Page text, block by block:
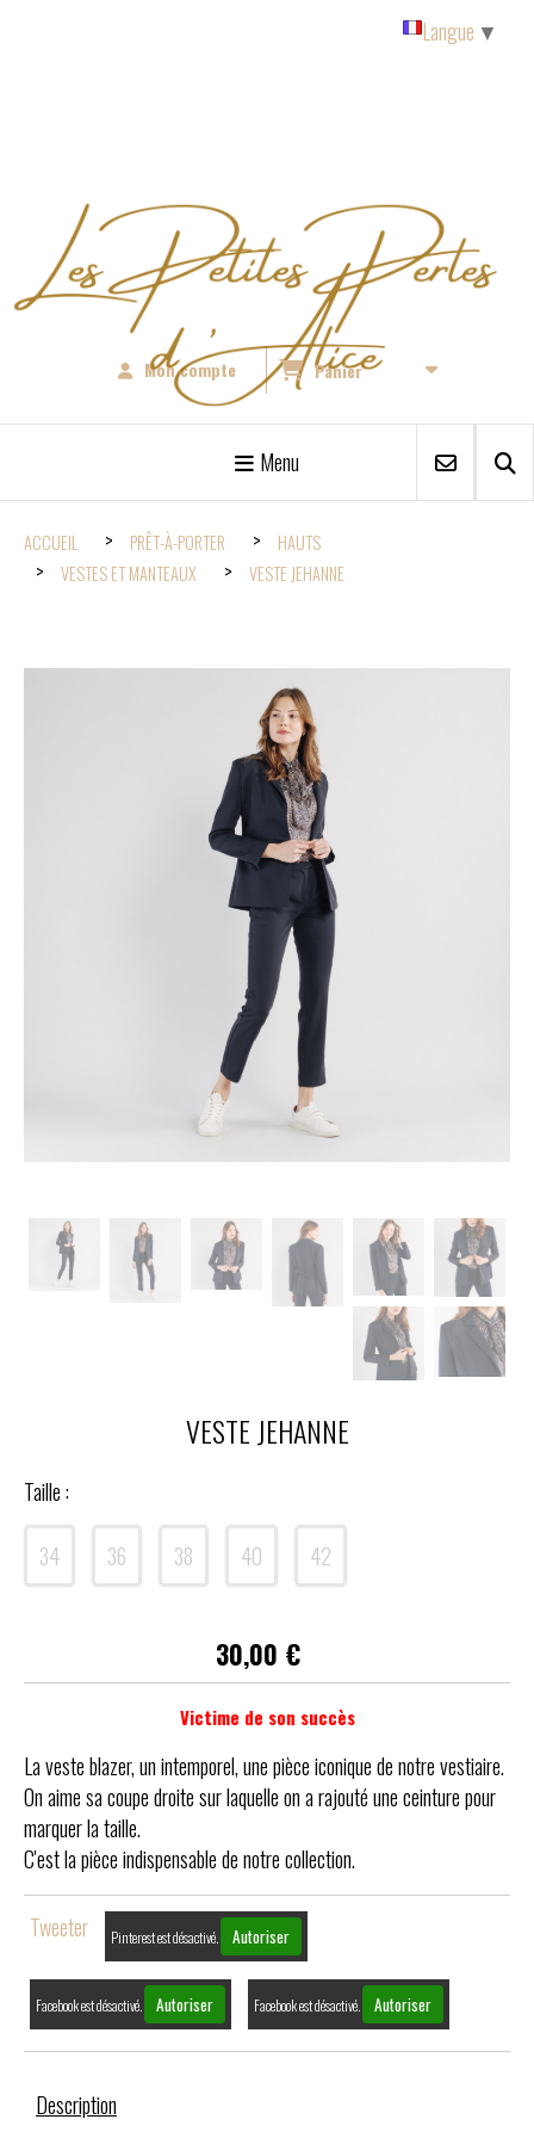
Mon compte Panier
Menu
ACCUEIL PRÊT-À-PORTER
HAUTS
VESTES ET MANTEAUX
VESTE JEHANNE
VESTE JEHANNE
Taille :
34 36 38 40 42
30,00 €
Victime de son succès
La veste blazer, un intemporel, une pièce iconique de notre vestiaire.
On aime sa coupe droite sur laquelle on a rajouté une ceinture pour
marquer la taille.
C'est la pièce indispensable de notre collection.
Tweeter Pinterest est désactivé. Autoriser
Facebook est désactivé. Autoriser Facebook est désactivé. Autoriser
Description
Langue ▼